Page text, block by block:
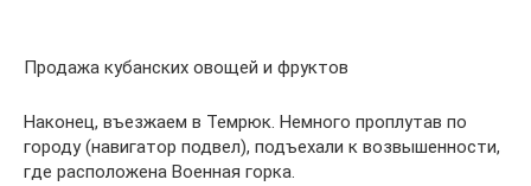
Продажа кубанских овощей и фруктов
Наконец, въезжаем в Темрюк. Немного проплутав по
городу (навигатор подвел), подъехали к возвышенности,
где расположена Военная горка.